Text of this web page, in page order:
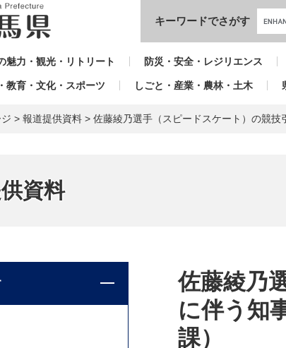
キーワードでさがす
魅力・観光・リトリート 防災・安全・レジリエンス
教育・文化・スポーツ しごと・産業・農林・土木
> 報道提供資料 > 佐藤綾乃選手（スピードスケート）の競技
資料
佐藤綾乃
に伴う知
課）